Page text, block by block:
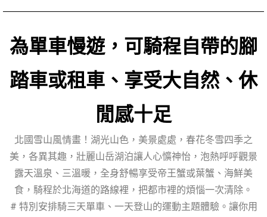
為單車慢遊，可騎程自帶的腳
踏車或租車、享受大自然、休
閒感十足
北國雪山風情畫！湖光山色，美景處處，春花冬雪四季之
美，各異其趣，壯麗山岳湖泊讓人心懭神怡，泡熱呼呼觀景
露天溫泉、三溫暖，全身舒暢享受帝王蟹或葉蟹、海鮮美
食，騎程於北海道的路線裡，把都市裡的煩惱一次清除。
# 特別安排騎三天單車、一天登山的運動主題體驗。讓你用